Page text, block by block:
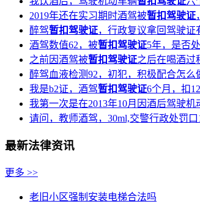
2019年还在实习期时酒驾被暂扣驾驶证
醉驾暂扣驾驶证，行政复议拿回驾驶证
酒驾数值62，被暂扣驾驶证5年，是否
之前因酒驾被暂扣驾驶证之后在喝酒过
醉驾血液检测92，初犯，积极配合怎么
我是b2证，酒驾暂扣驾驶证6个月，扣
我第一次是在2013年10月因酒后驾驶机
请问，教师酒驾，30ml,交警行政处罚口
最新法律资讯
更多 >>
老旧小区强制安装电梯合法吗